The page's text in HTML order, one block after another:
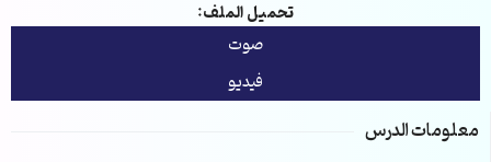
تحميل الملف:
صوت
فيديو
معلومات الدرس